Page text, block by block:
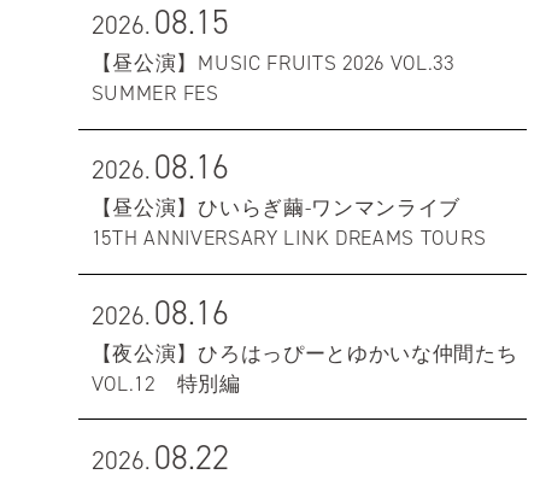
2026.08.15
【昼公演】MUSIC FRUITS 2026 VOL.33
SUMMER FES
2026.08.16
【昼公演】ひいらぎ繭-ワンマンライブ
15TH ANNIVERSARY LINK DREAMS TOURS
2026.08.16
【夜公演】ひろはっぴーとゆかいな仲間たち
VOL.12 特別編
2026.08.22